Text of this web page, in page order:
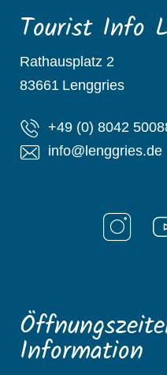
Tourist Info
Rathausplatz 2
83661 Lenggries
+49 (0) 8042
info@lenggries.de
Information